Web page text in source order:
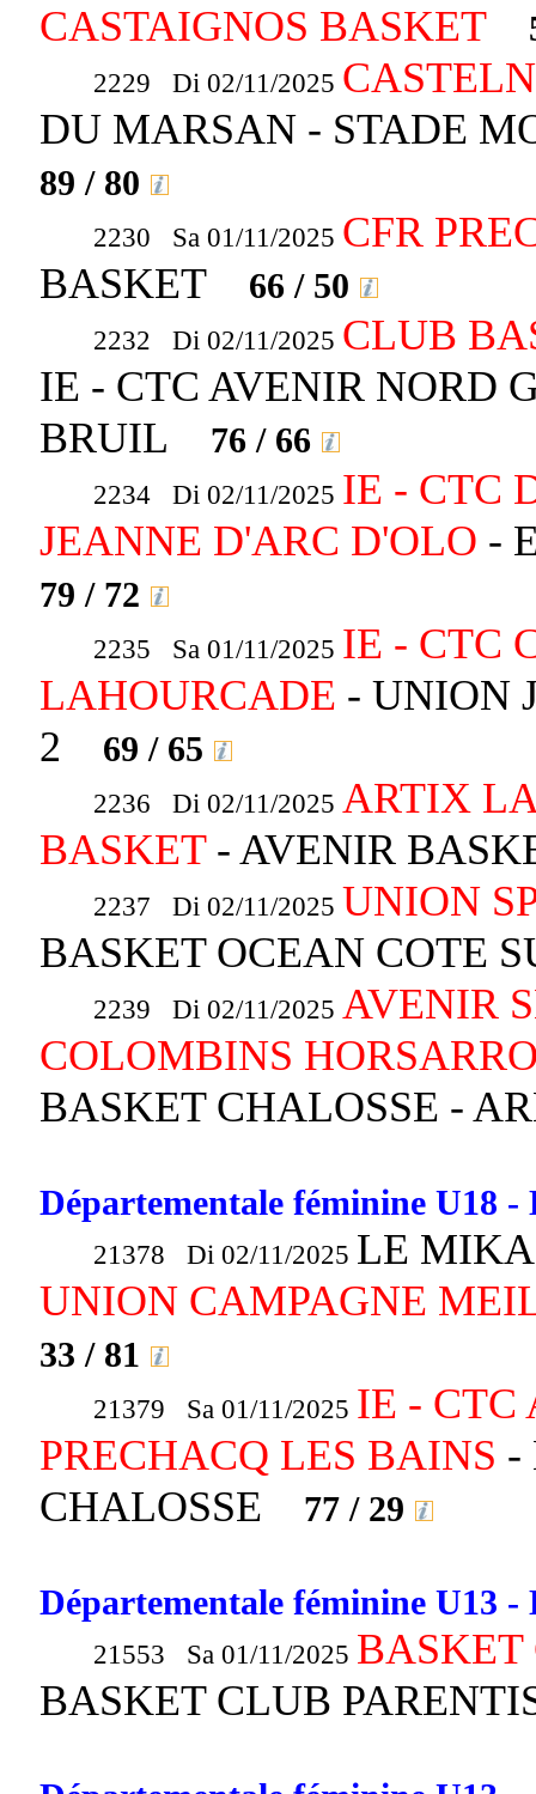
CASTAIGNOS BASKET
2229 Di 02/11/2025
DU MARSAN - STADE
89 / 80
2230 Sa 01/11/2025 CFR
BASKET
66 / 50
2232 Di 02/11/2025 CLUB
IE - CTC AVENIR NORD
BRUIL
76 / 66
2234 Di 02/11/2025 IE - CTC
JEANNE D'ARC D'OLO -
79 / 72
2235 Sa 01/11/2025 IE - CTC
LAHOURCADE - UNION
2
69 / 65
2236 Di 02/11/2025 ARTIX
BASKET- AVENIR
2237 Di 02/11/2025 UNION
BASKET OCEAN COTE
2239 Di 02/11/2025 AVENIR
COLOMBINS
BASKET CHALOSSE -
Départementale féminine U18 -
21378 Di 02/11/2025 LE
UNION CAMPAGNE
33 / 81
21379 Sa 01/11/2025 IE - CTC
PRECHACQ LES BAINS -
CHALOSSE
77 / 29
Départementale féminine U13 -
21553 Sa 01/11/2025 BASKET
BASKET CLUB